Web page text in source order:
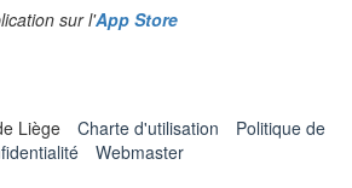
sur l'App Store
Liège Charte d'utilisation
Politique de
Webmaster